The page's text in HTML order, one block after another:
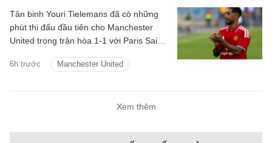
6h trước Manchester United
Tân binh Youri Tielemans đã có những
phút thi đấu đầu tiên cho Manchester
United trong trận hòa 1-1 với Paris Saint-
Xem thêm